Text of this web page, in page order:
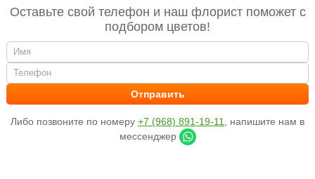
Оставьте свой телефон и наш флорист поможет с
подбором цветов!
Либо позвоните по номеру +7 (968) 891-19-11
, напишите нам в
мессенджер